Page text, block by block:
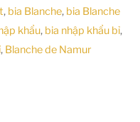
, bia Blanche, bia Blanche
khẩu, bia nhập khẩu bỉ,
, Blanche de Namur